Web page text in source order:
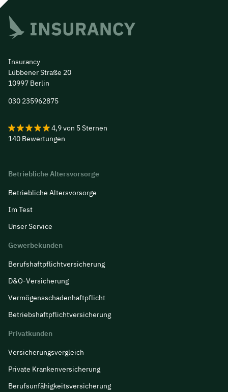
Insurancy
Lübbener Straße 20
10997 Berlin
030 235962875
Versicherungsmakler aus Berlin
4,9von 5Sternen
140 Bewertungen
Betriebliche Altersvorsorge
Betriebliche Altersvorsorge
Im Test
Unser Service
Gewerbekunden
Berufs­haftpflicht­versicherung
D&O-Versicherung
Vermögensschadenhaftpflicht
Betriebshaftpflichtversicherung
Privatkunden
Versicherungsvergleich
Private Krankenversicherung
Berufsunfähigkeitsversicherung